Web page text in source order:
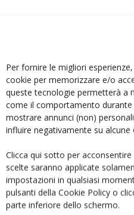
Per fornire le migliori
cookie per memorizzare e/o
queste tecnologie permetterà a
come il comportamento
mostrare annunci (non)
influire negativamente su
Clicca qui sotto per
scelte saranno applicate
impostazioni in qualsiasi
pulsanti della Cookie Policy o
parte inferiore dello schermo.
o dalle
possono costituire la via di
savastanoi, agente della
e il processo
con la presenza di tubercoli
compaiono dopo alcuni
ammassi di cellule batteriche
il patogeno è presente
con prodotti
di ostacolare la